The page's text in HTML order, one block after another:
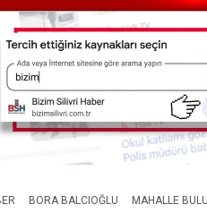
BORA BALCIOĞLU MAHALLE